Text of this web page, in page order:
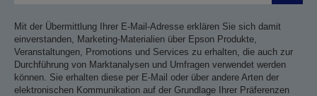
Mit der Übermittlung Ihrer E-Mail-Adresse erklären Sie sich damit
einverstanden, Marketing-Materialien über Epson Produkte,
Veranstaltungen, Promotions und Services zu erhalten, die auch zur
Durchführung von Marktanalysen und Umfragen verwendet werden
können. Sie erhalten diese per E-Mail oder über andere Arten der
elektronischen Kommunikation auf der Grundlage Ihrer Präferenzen